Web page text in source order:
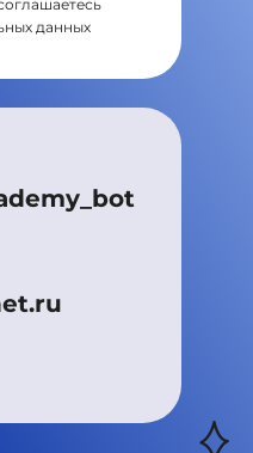
данных